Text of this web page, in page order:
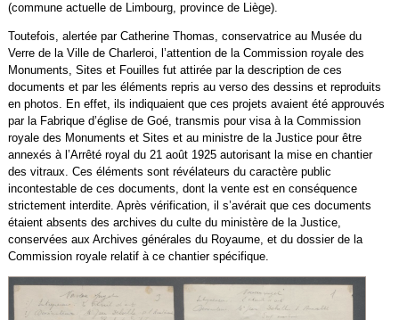
(commune actuelle de Limbourg, province de Liège).
Toutefois, alertée par Catherine Thomas, conservatrice au Musée du
Verre de la Ville de Charleroi, l’attention de la Commission royale des
Monuments, Sites et Fouilles fut attirée par la description de ces
documents et par les éléments repris au verso des dessins et reproduits
en photos. En effet, ils indiquaient que ces projets avaient été approuvés
par la Fabrique d’église de Goé, transmis pour visa à la Commission
royale des Monuments et Sites et au ministre de la Justice pour être
annexés à l’Arrêté royal du 21 août 1925 autorisant la mise en chantier
des vitraux. Ces éléments sont révélateurs du caractère public
incontestable de ces documents, dont la vente est en conséquence
strictement interdite. Après vérification, il s’avérait que ces documents
étaient absents des archives du culte du ministère de la Justice,
conservées aux Archives générales du Royaume, et du dossier de la
Commission royale relatif à ce chantier spécifique.